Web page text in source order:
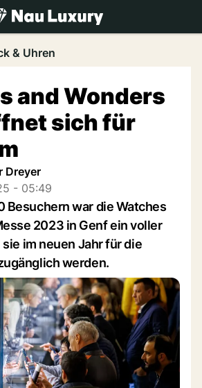
& Uhren
and Wonders
sich für
Dreyer
- 05:49
Besuchern war die Watches
2023 in Genf ein voller
im neuen Jahr für die
werden.